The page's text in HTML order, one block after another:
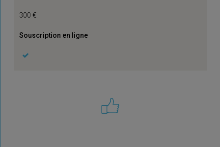
300 €
Souscription en ligne